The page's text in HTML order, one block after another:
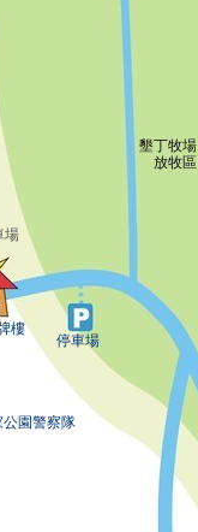
場
樓
停車場
墾丁牧場
放牧區
園警察隊